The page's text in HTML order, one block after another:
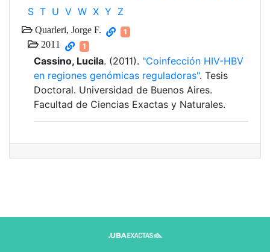
S T U V W X Y Z
Quarleri, Jorge F. 1
2011 1
Cassino, Lucila. (2011). "Coinfección HIV-HBV
en regiones genómicas reguladoras". Tesis
Doctoral. Universidad de Buenos Aires.
Facultad de Ciencias Exactas y Naturales.